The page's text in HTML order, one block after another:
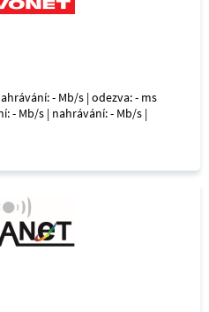
- Mb/s | odezva: - ms
- Mb/s | nahrávání: - Mb/s |